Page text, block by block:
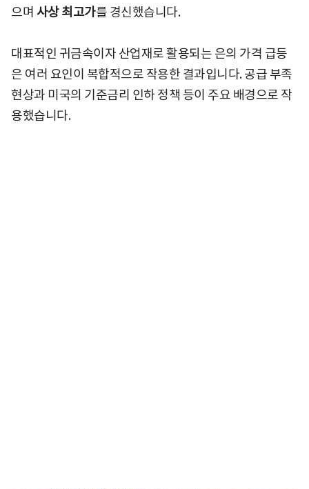
으며 사상 최고가를 경신했습니다.
대표적인 귀금속이자 산업재로 활용되는 은의 가격 급등
은 여러 요인이 복합적으로 작용한 결과입니다. 공급 부족
현상과 미국의 기준금리 인하 정책 등이 주요 배경으로 작
용했습니다.